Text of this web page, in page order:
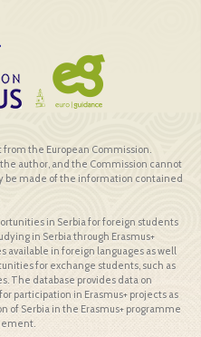
the European Commission.
author, and the Commission cannot
be made of the information contained
in Serbia for foreign students
in Serbia through Erasmus+
available in foreign languages as well
for exchange students, such as
The database provides data on
participation in Erasmus+ projects as
Serbia in the Erasmus+ programme